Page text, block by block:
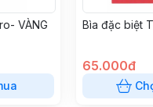
VÀNG Bìa đặc biệt
65.000đ